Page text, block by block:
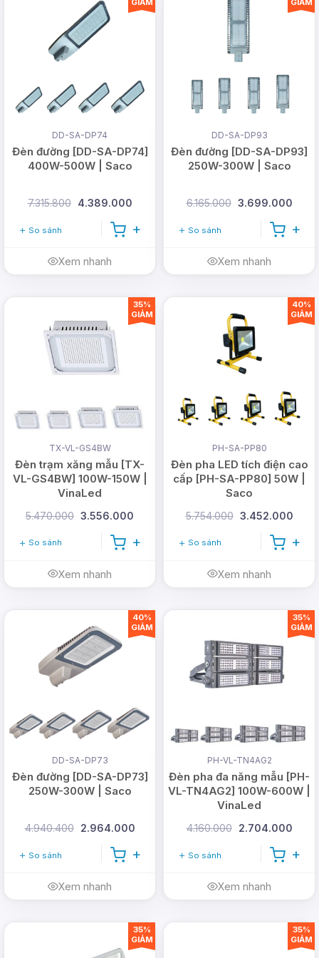
ánh sáng rõ ràng, dễ dàng quan sát mọi
chi tiết trong không gian chiếu sáng.
Đèn ngoài trời: Lý tưởng cho các không
gian ngoài trời, đặc biệt là các khu vực
cần chiếu sáng rộng như công viên,
quảng trường, bãi đỗ xe.
Chiếu sáng công trình: Phù hợp cho các
công trình xây dựng, nhà máy, hoặc kho
bãi với yêu cầu ánh sáng mạnh mẽ và ổn
định.
thể yên tâm về độ bền, hiệu suất chiếu sáng vượt
trội và khả năng tiết kiệm năng lượng, giúp công
trình của bạn luôn sáng sủa và an toàn.
DD-SA-DP74
Đèn đường [DD-SA-DP74]
400W-500W | Saco
7.315.800 4.389.000
So sánh
Xem nhanh
GIẢM
DD-SA-DP93
Đèn đường [DD-SA-DP93]
250W-300W | Saco
6.165.000 3.699.000
So sánh
Xem nhanh
GIẢM
TX-VL-GS4BW
Đèn trạm xăng mẫu [TX-
VL-GS4BW] 100W-150W |
VinaLed
5.470.000 3.556.000
So sánh
Xem nhanh
35%
GIẢM
PH-SA-PP80
Đèn pha LED tích điện cao
cấp [PH-SA-PP80] 50W |
Saco
5.754.000 3.452.000
So sánh
Xem nhanh
40%
GIẢM
DD-SA-DP73
Đèn đường [DD-SA-DP73]
250W-300W | Saco
4.940.400 2.964.000
So sánh
Xem nhanh
40%
GIẢM
PH-VL-TN4AG2
Đèn pha đa năng mẫu [PH-
VL-TN4AG2] 100W-600W |
VinaLed
4.160.000 2.704.000
So sánh
Xem nhanh
35%
GIẢM
35%
GIẢM
35%
GIẢM